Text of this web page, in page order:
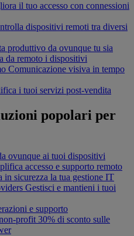
il tuo accesso con connessioni
dispositivi remoti tra diversi
produttivo da ovunque tu sia
da remoto i dispositivi
Comunicazione visiva in tempo
i tuoi servizi post-vendita
popolari per
ovunque ai tuoi dispositivi
accesso e supporto remoto
in sicurezza la tua gestione IT
Gestisci e mantieni i tuoi
e supporto
profit 30% di sconto sulle